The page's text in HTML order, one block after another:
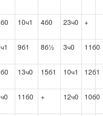
10ч1 4б0 23ч0 +
9б1 8б½ 3ч0 11б0
13ч0 15б1 10ч1 12б1
11б0 + 12ч0 10б0